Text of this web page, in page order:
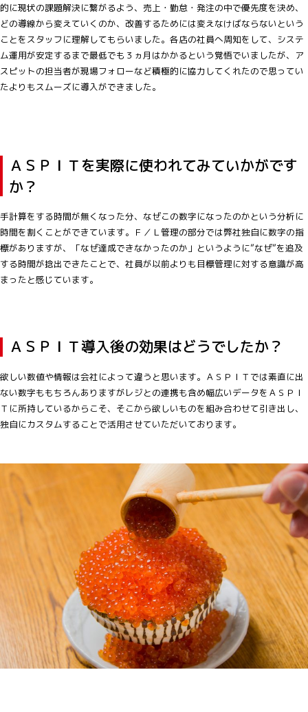
的に現状の課題解決に繋がるよう、売上・勤怠・発注の中で優先度を決め、
どの導線から変えていくのか、改善するためには変えなけばならないという
ことをスタッフに理解してもらいました。各店の社員へ周知をして、システ
ム運用が安定するまで最低でも３ヵ月はかかるという覚悟でいましたが、ア
スピットの担当者が現場フォローなど積極的に協力してくれたので思ってい
たよりもスムーズに導入ができました。
ＡＳＰＩＴを実際に使われてみていかがです
か？
手計算をする時間が無くなった分、なぜこの数字になったのかという分析に
時間を割くことができています。Ｆ／Ｌ管理の部分では弊社独自に数字の指
標がありますが、「なぜ達成できなかったのか」というように”なぜ”を追及
する時間が捻出できたことで、社員が以前よりも目標管理に対する意識が高
まったと感じています。
ＡＳＰＩＴ導入後の効果はどうでしたか？
欲しい数値や情報は会社によって違うと思います。ＡＳＰＩＴでは素直に出
ない数字ももちろんありますがレジとの連携も含め幅広いデータをＡＳＰＩ
Ｔに所持しているからこそ、そこから欲しいものを組み合わせて引き出し、
独自にカスタムすることで活用させていただいております。